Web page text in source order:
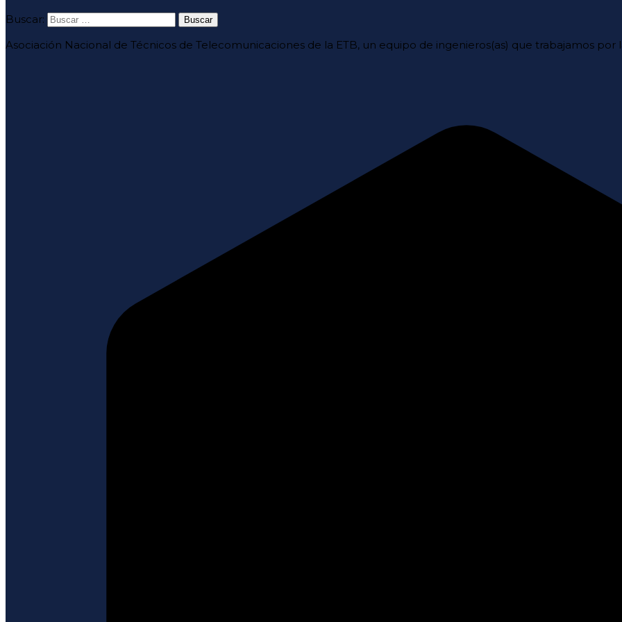
Buscar:
Asociación Nacional de Técnicos de Telecomunicaciones de la ETB, un equipo de ingenieros(as) que trabajamos